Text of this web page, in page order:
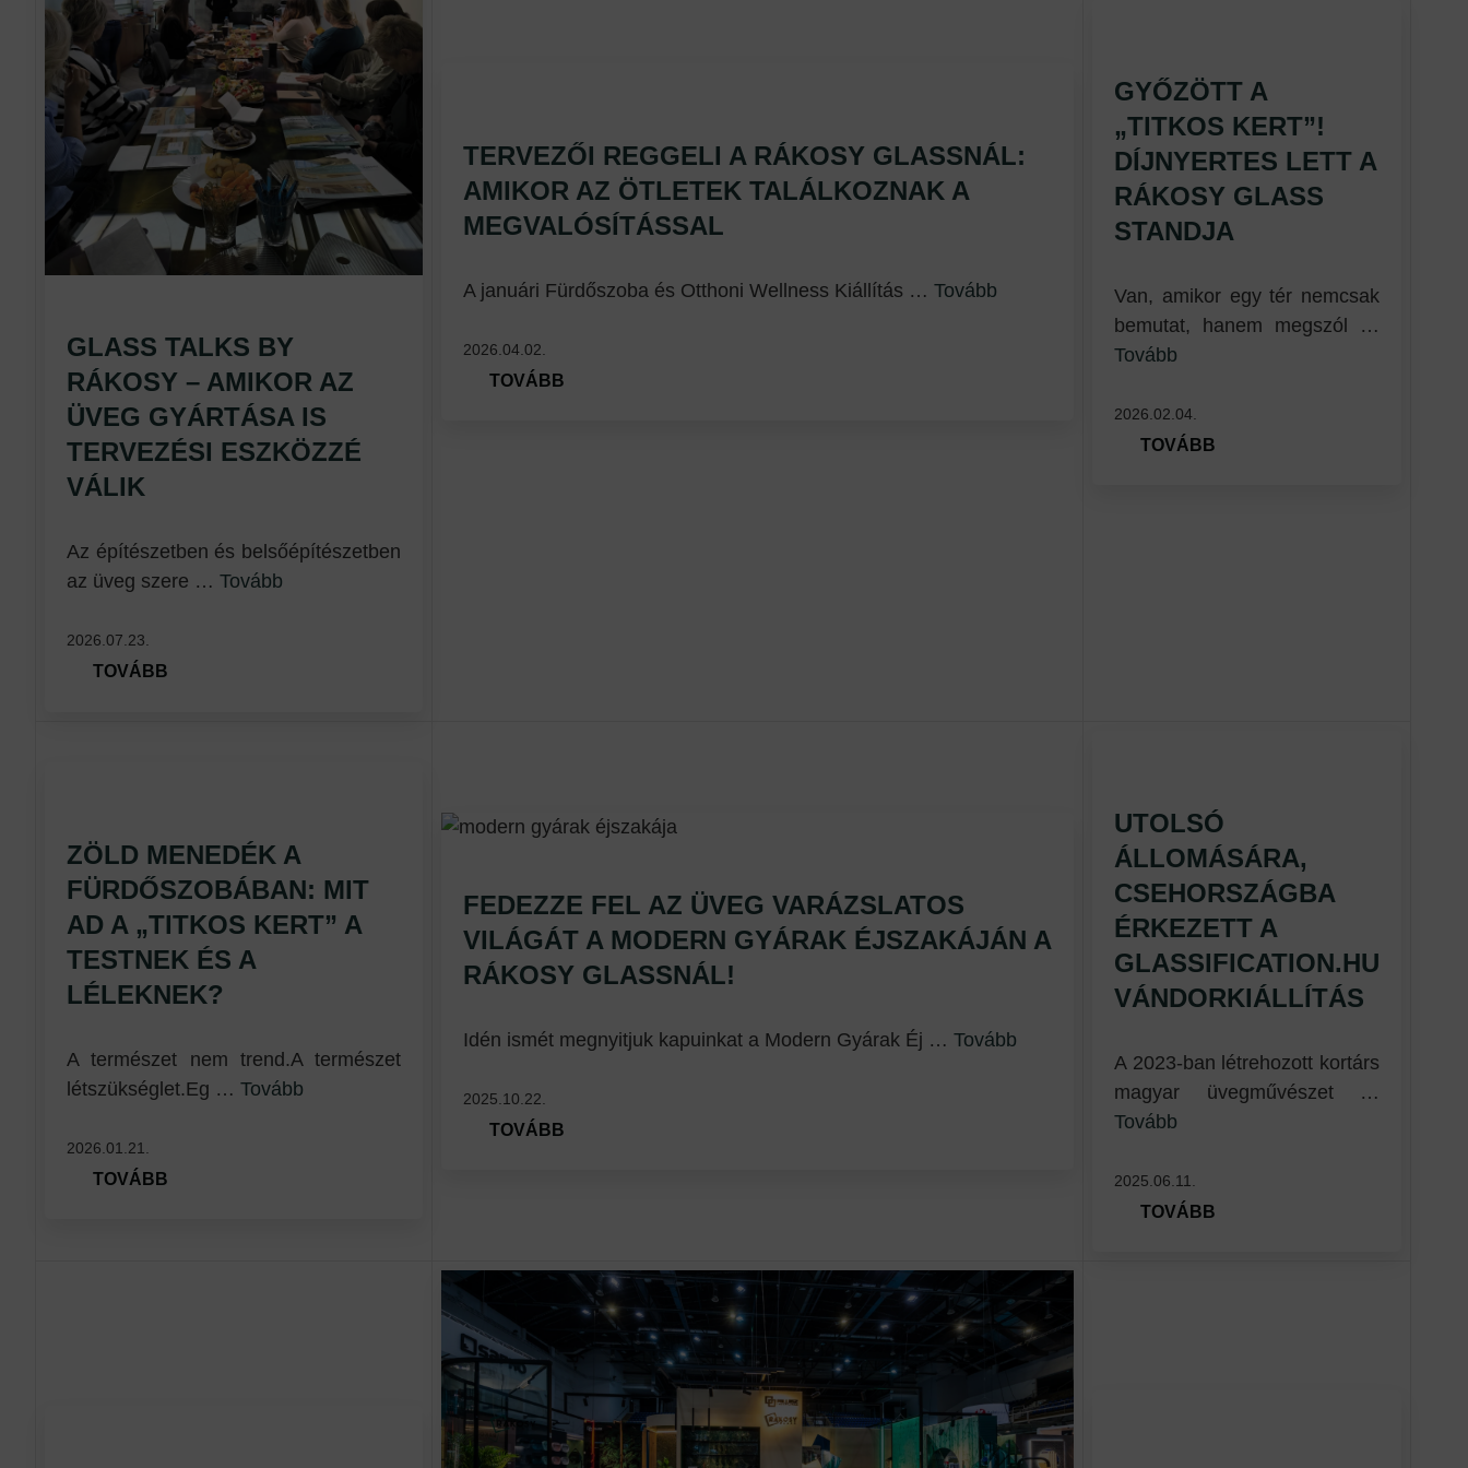
GLASS TALKS BY
RÁKOSY – AMIKOR AZ
ÜVEG GYÁRTÁSA IS
TERVEZÉSI ESZKÖZZÉ
VÁLIK
Az építészetben és belsőépítészetben
az üveg szere … Tovább
2026.07.23.
TOVÁBB
TERVEZŐI REGGELI A RÁKOSY GLASSNÁL:
AMIKOR AZ ÖTLETEK TALÁLKOZNAK A
MEGVALÓSÍTÁSSAL
A januári Fürdőszoba és Otthoni Wellness Kiállítás … Tovább
2026.04.02.
TOVÁBB
GYŐZÖTT A
„TITKOS KERT”!
DÍJNYERTES LETT A
RÁKOSY GLASS
STANDJA
Van, amikor egy tér nemcsak
bemutat, hanem megszól …
Tovább
2026.02.04.
TOVÁBB
ZÖLD MENEDÉK A
FÜRDŐSZOBÁBAN: MIT
AD A „TITKOS KERT” A
TESTNEK ÉS A
LÉLEKNEK?
A természet nem trend.A természet
létszükséglet.Eg … Tovább
2026.01.21.
TOVÁBB
FEDEZZE FEL AZ ÜVEG VARÁZSLATOS
VILÁGÁT A MODERN GYÁRAK ÉJSZAKÁJÁN A
RÁKOSY GLASSNÁL!
Idén ismét megnyitjuk kapuinkat a Modern Gyárak Éj … Tovább
2025.10.22.
TOVÁBB
UTOLSÓ
ÁLLOMÁSÁRA,
CSEHORSZÁGBA
ÉRKEZETT A
GLASSIFICATION.HU
VÁNDORKIÁLLÍTÁS
A 2023-ban létrehozott kortárs
magyar üvegművészet …
Tovább
2025.06.11.
TOVÁBB